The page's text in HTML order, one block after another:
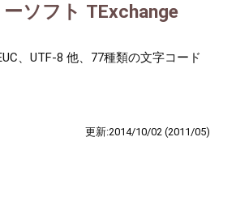
ソフト TExchange
、UTF-8 他、77種類の文字コード
更新:2014/10/02 (2011/05)